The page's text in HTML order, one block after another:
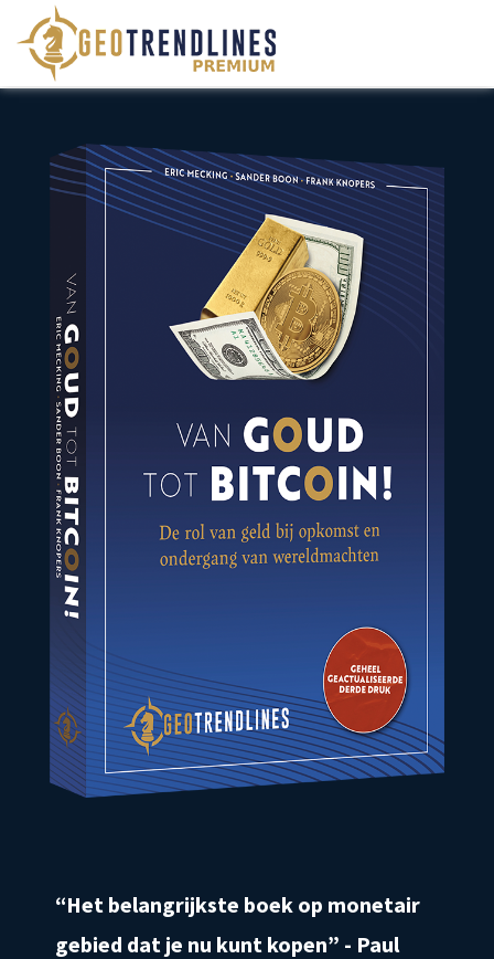
“Het belangrijkste boek op monetair
gebied dat je nu kunt kopen” - Paul